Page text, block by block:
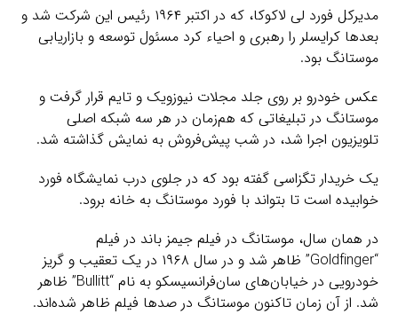
مدیرکل فورد لی لاکوکا، که در اکتبر ۱۹۶۴ رئیس این شرکت شد و
بعدها کرایسلر را رهبری و احیاء کرد مسئول توسعه و بازاریابی
موستانگ بود.
عکس خودرو بر روی جلد مجلات نیوزویک و تایم قرار گرفت و
موستانگ در تبلیغاتی که هم‌زمان در هر سه شبکه اصلی
تلویزیون اجرا شد، در شب پیش‌فروش به نمایش گذاشته شد.
یک خریدار تگزاسی گفته بود که در جلوی درب نمایشگاه فورد
خوابیده است تا بتواند با فورد موستانگ به خانه برود.
در همان سال، موستانگ در فیلم جیمز باند در فیلم
“Goldfinger” ظاهر شد و در سال ۱۹۶۸ در یک تعقیب و گریز
خودرویی در خیابان‌های سان‌فرانسیسکو به نام “Bullitt” ظاهر
شد. از آن زمان تاکنون موستانگ در صدها فیلم ظاهر شده‌اند.